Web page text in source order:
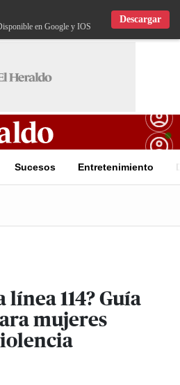
en Google y IOS
Descargar
Sucesos Entretenimiento
línea 114? Guía
mujeres